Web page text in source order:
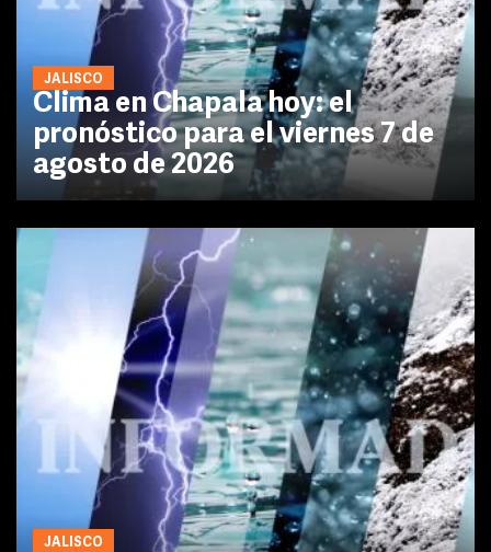
JALISCO
Clima en Chapala hoy: el
pronóstico para el viernes 7 de
agosto de 2026
JALISCO